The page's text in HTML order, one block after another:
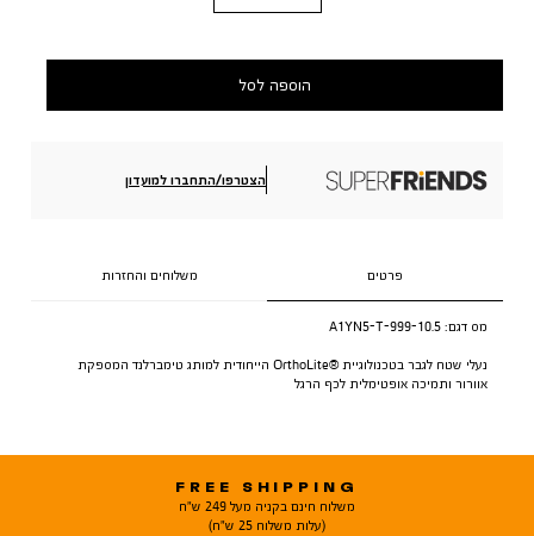
הוספה לסל
הצטרפו/התחברו למועדון
פרטים משלוחים והחזרות
מס דגם: A1YN5-T-999-10.5
נעלי שטח לגבר בטכנולוגיית ®OrthoLite הייחודית למותג טימברלנד המספקת
אוורור ותמיכה אופטימלית לכף הרגל
FREE SHIPPING
משלוח חינם בקניה מעל 249 ש"ח
(עלות משלוח 25 ש"ח)